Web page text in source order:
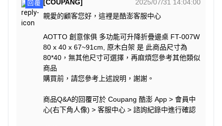
回覆 [COUPANG]
2025/07/31 14:04:00
親愛的顧客您好，這裡是酷澎客服中心
AOTTO 創意傢俱 多功能可升降折疊邊桌 FT-007W
80 x 40 x 67~91cm, 原木白架 是 此商品尺寸為
80*40，無其他尺寸可選擇，再麻煩您參考其他類似
商品
購買前，請您參考上述說明，謝謝。
商品Q&A的回覆可於 Coupang 酷澎 App > 會員中
心(右下角人像) > 客服中心 > 諮詢紀錄中進行確認